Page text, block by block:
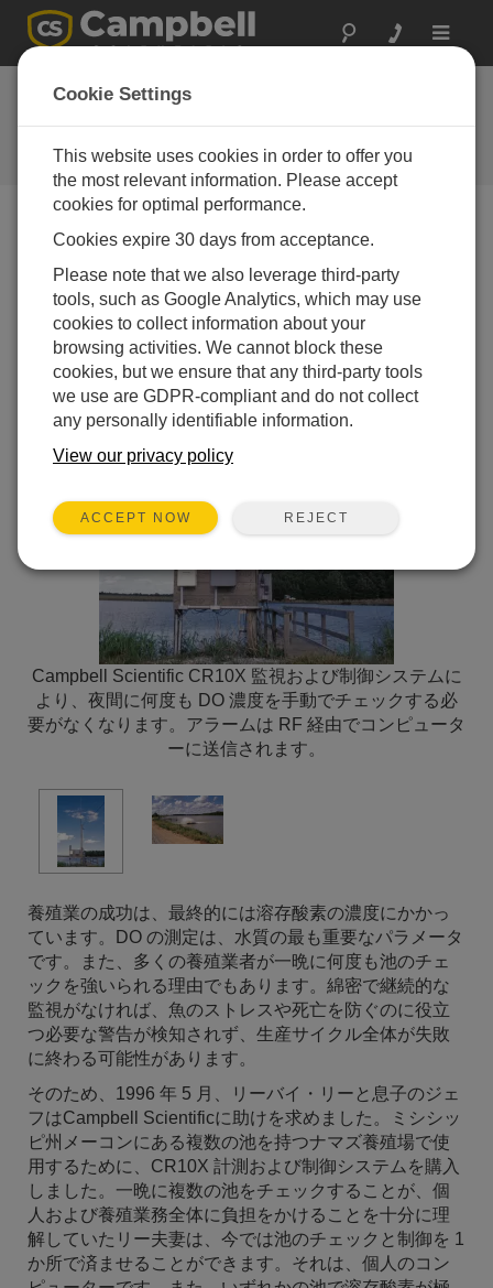
Toggle
ミシシッピ州: 溶存酸
素の監視と制御
養殖業の成功を自動化する
Campbell Scientific CR10X 監視および制御システムに
より、夜間に何度も DO 濃度を手動でチェックする必
要がなくなります。アラームは RF 経由でコンピュータ
ーに送信されます。
養殖業の成功は、最終的には溶存酸素の濃度にかかっ
ています。DO の測定は、水質の最も重要なパラメータ
です。また、多くの養殖業者が一晩に何度も池のチェ
ックを強いられる理由でもあります。綿密で継続的な
監視がなければ、魚のストレスや死亡を防ぐのに役立
つ必要な警告が検知されず、生産サイクル全体が失敗
に終わる可能性があります。
そのため、1996 年 5 月、リーバイ・リーと息子のジェ
フはCampbell Scientificに助けを求めました。ミシシッ
ピ州メーコンにある複数の池を持つナマズ養殖場で使
用するために、CR10X 計測および制御システムを購入
しました。一晩に複数の池をチェックすることが、個
人および養殖業務全体に負担をかけることを十分に理
解していたリー夫妻は、今では池のチェックと制御を 1
か所で済ませることができます。それは、個人のコン
Cookie Settings
This website uses cookies in order to offer you
the most relevant information. Please accept
cookies for optimal performance.
Cookies expire 30 days from acceptance.
Please note that we also leverage third-party
tools, such as Google Analytics, which may use
cookies to collect information about your
browsing activities. We cannot block these
cookies, but we ensure that any third-party tools
we use are GDPR-compliant and do not collect
any personally identifiable information.
View our privacy policy
ACCEPT NOW REJECT